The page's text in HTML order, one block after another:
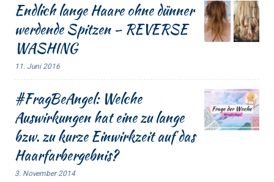
Endlich lange Haare ohne dünner
werdende Spitzen – REVERSE
WASHING
11. Juni 2016
#FragBeAngel: Welche
Auswirkungen hat eine zu lange
bzw. zu kurze Einwirkzeit auf das
Haarfarbergebnis?
3. November 2014